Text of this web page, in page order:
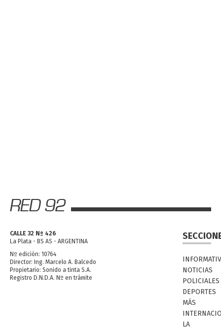
CALLE 32 Nº 426
La Plata - BS AS - ARGENTINA
Nº edición: 10764
Director: Ing. Marcelo A. Balcedo
Propietario: Sonido a tinta S.A.
Registro D.N.D.A. Nº en trámite
NOTICIAS
POLICIALES
DEPORTES
MÁS
LA